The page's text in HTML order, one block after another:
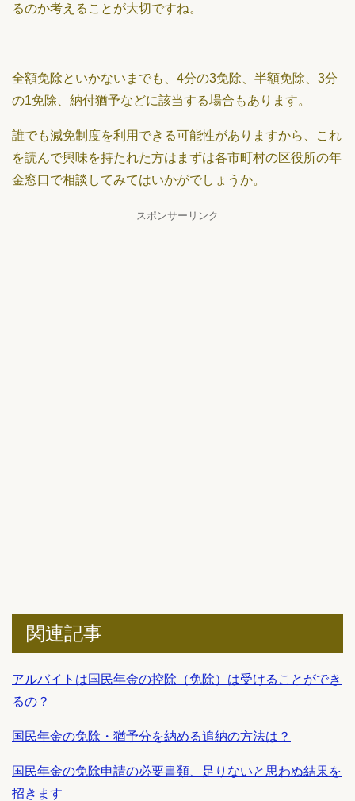
るのか考えることが大切ですね。
全額免除といかないまでも、4分の3免除、半額免除、3分
の1免除、納付猶予などに該当する場合もあります。
誰でも減免制度を利用できる可能性がありますから、これ
を読んで興味を持たれた方はまずは各市町村の区役所の年
金窓口で相談してみてはいかがでしょうか。
スポンサーリンク
関連記事
アルバイトは国民年金の控除（免除）は受けることができ
るの？
国民年金の免除・猶予分を納める追納の方法は？
国民年金の免除申請の必要書類、足りないと思わぬ結果を
招きます